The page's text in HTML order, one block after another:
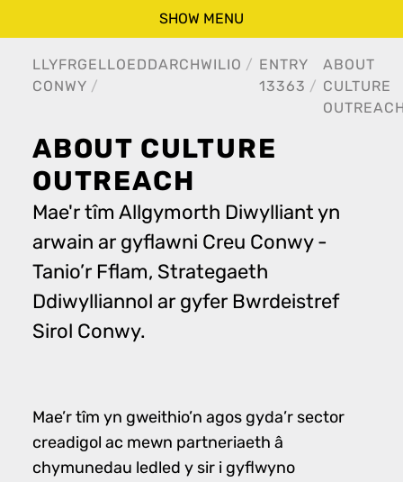
SHOW MENU
LLYFRGELLOEDD
CONWY
ARCHWILIO
ENTRY
13363
ABOUT
CULTURE
ABOUT CULTURE
OUTREACH
Mae'r tîm Allgymorth Diwylliant yn
arwain ar gyflawni Creu Conwy -
Tanio’r Fflam, Strategaeth
Ddiwylliannol ar gyfer Bwrdeistref
Sirol Conwy.
Mae’r tîm yn gweithio’n agos gyda’r sector
creadigol ac mewn partneriaeth â
chymunedau ledled y sir i gyflwyno